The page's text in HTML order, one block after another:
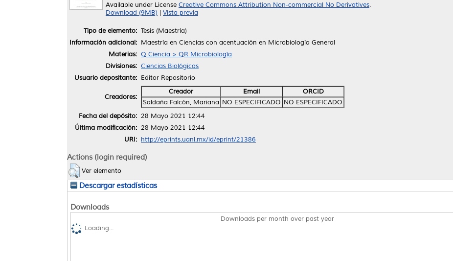
Available under License Creative Commons Attribution Non-commercial No Derivatives.
Download (9MB)
Vista previa
Tipo de elemento: Tesis (Maestría)
Información adicional: Maestría en Ciencias con acentuación en Microbiología General
Materias: Q Ciencia > QR Microbiología
Divisiones: Ciencias Biológicas
Usuario depositante: Editor Repositorio
Creadores:
Creador Email
ORCID
Saldaña Falcón, Mariana NO ESPECIFICADO NO ESPECIFICADO
Fecha del depósito: 28 Mayo 2021 12:44
Última modificación: 28 Mayo 2021 12:44
URI: http://eprints.uanl.mx/id/eprint/21386
Actions (login required)
Ver elemento
Descargar estadísticas
Downloads
Downloads per month over past year
Loading...